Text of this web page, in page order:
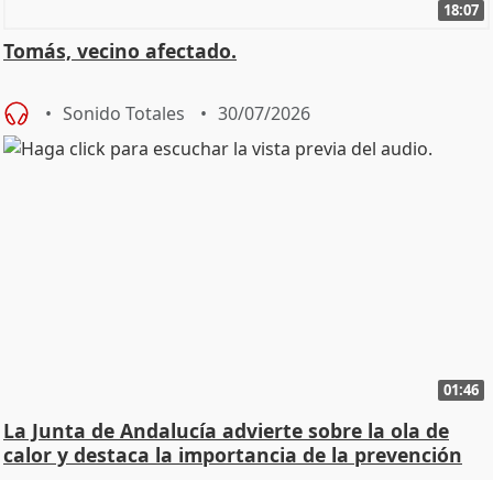
18:07
Tomás, vecino afectado.
Sonido Totales 30/07/2026
01:46
La Junta de Andalucía advierte sobre la ola de
calor y destaca la importancia de la prevención